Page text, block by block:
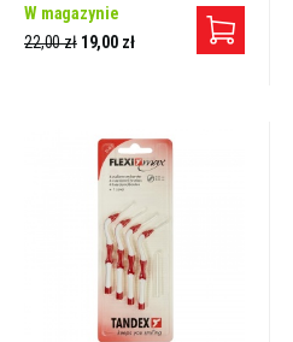
W magazynie
22,00 zł 19,00 zł